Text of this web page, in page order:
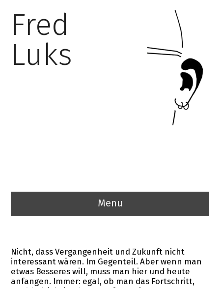
Fred
Luks
Menu
Nicht, dass Vergangenheit und Zukunft nicht
interessant wären. Im Gegenteil. Aber wenn man
etwas Besseres will, muss man hier und heute
anfangen. Immer: egal, ob man das Fortschritt,